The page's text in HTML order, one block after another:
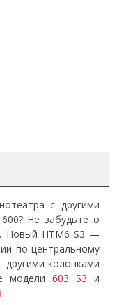
с другими
Не забудьте о
Новый HTM6 S3 —
по центральному
другими колонками
модели 603 S3 и
.